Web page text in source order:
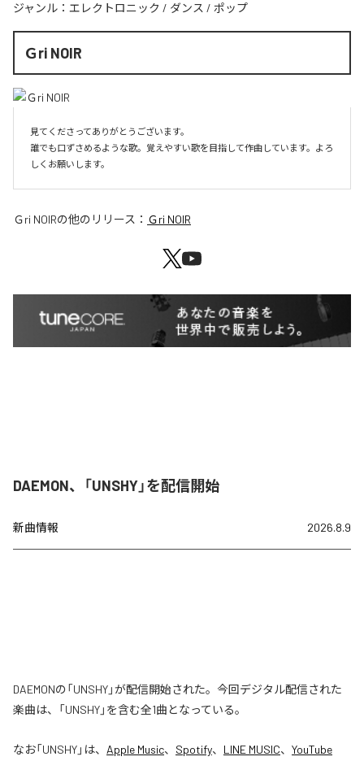
ジャンル： エレクトロニック / ダンス / ポップ
Ｇri NOIR
見てくださってありがとうございます。
誰でも口ずさめるような歌。覚えやすい歌を目指して作曲しています。よろ
しくお願いします。
Ｇri NOIRの他のリリース： Ｇri NOIR
DAEMON、「UNSHY」を配信開始
新曲情報 2026.8.9
DAEMONの「UNSHY」が配信開始された。今回デジタル配信された
楽曲は、「UNSHY」を含む全1曲となっている。
なお「UNSHY」は、 Apple Music、 Spotify、 LINE MUSIC、 YouTube